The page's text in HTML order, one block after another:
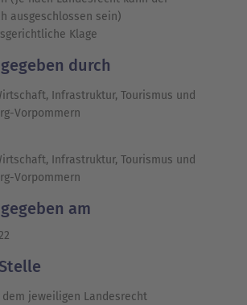
ausgeschlossen sein)
Klage
durch
Infrastruktur, Tourismus und
Vorpommern
Infrastruktur, Tourismus und
Vorpommern
am
jeweiligen Landesrecht